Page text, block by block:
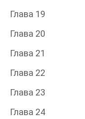
Глава 19
Глава 20
Глава 21
Глава 22
Глава 23
Глава 24